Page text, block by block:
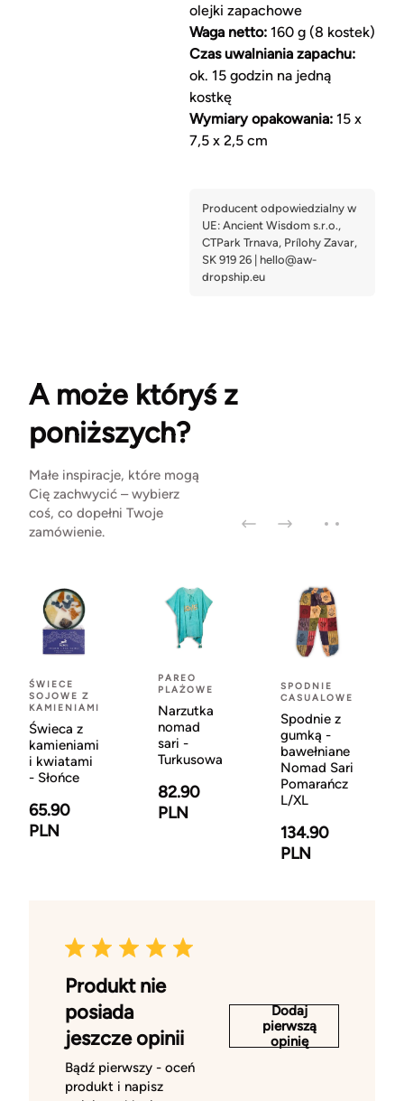
olejki zapachowe
Waga netto:160 g (8 kostek)
Czas uwalniania zapachu:
ok. 15 godzin na jedną
kostkę
Wymiary opakowania:15 x
7,5 x 2,5 cm
A może któryś z
poniższych?
Małe inspiracje, które mogą
Cię zachwycić – wybierz
coś, co dopełni Twoje
zamówienie.
ŚWIECE
SOJOWE Z
KAMIENIAMI
Świeca z
kamieniami
i kwiatami
- Słońce
65.90
PLN
PAREO
PLAŻOWE
Narzutka
nomad
sari -
Turkusowa
82.90
PLN
SPODNIE
CASUALOWE
Spodnie z
gumką -
bawełniane
Nomad Sari
Pomarańcz
L/XL
134.90
PLN
Produkt nie
posiada
jeszcze opinii
Bądź pierwszy - oceń
produkt i napisz
Dodaj
pierwszą
opinię